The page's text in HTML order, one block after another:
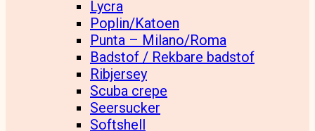
Lycra
Poplin/Katoen
Punta – Milano/Roma
Badstof / Rekbare badstof
Ribjersey
Scuba crepe
Seersucker
Softshell